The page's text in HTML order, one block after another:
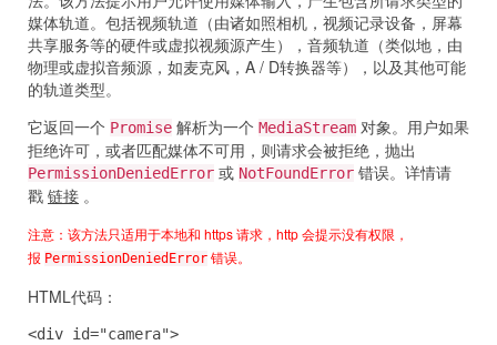
媒体轨道。包括视频轨道（由诸如照相机，视频记录设备，屏幕
共享服务等的硬件或虚拟视频源产生），音频轨道（类似地，由
物理或虚拟音频源，如麦克风，A / D转换器等），以及其他可能
的轨道类型。
它返回一个 Promise 解析为一个 MediaStream 对象。用户如果
拒绝许可，或者匹配媒体不可用，则请求会被拒绝，抛出
PermissionDeniedError 或 NotFoundError 错误。详情请
戳 链接 。
注意：该方法只适用于本地和 https 请求，http 会提示没有权限，
报 PermissionDeniedError 错误。
HTML代码：
<div id="camera">